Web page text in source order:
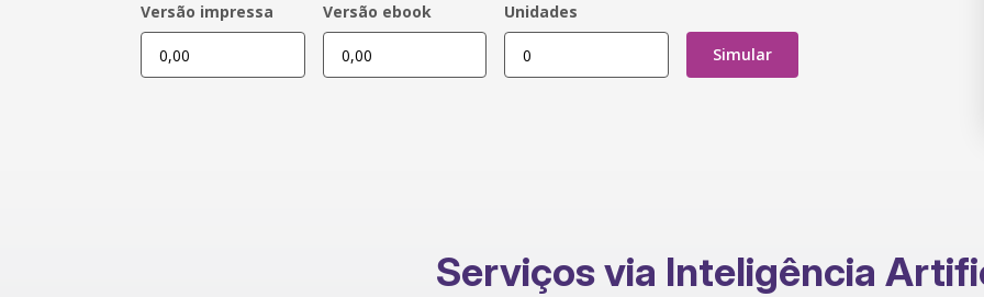
Versão impressa Versão ebook Unidades
Simular
Serviços via Inteligência